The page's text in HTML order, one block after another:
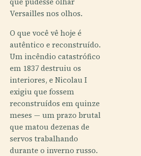
Versailles nos olhos.
O que você vê hoje é
autêntico e reconstruído.
Um incêndio catastrófico
em 1837 destruiu os
interiores, e Nicolau I
exigiu que fossem
reconstruídos em quinze
meses — um prazo brutal
que matou dezenas de
servos trabalhando
durante o inverno russo.